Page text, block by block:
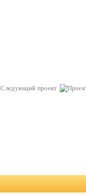
Следующий проект